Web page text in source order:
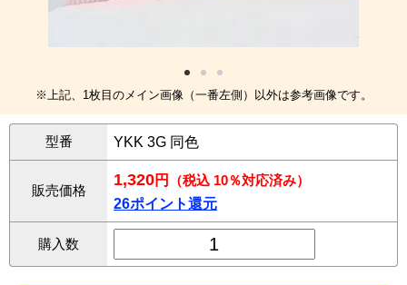
※上記、1枚目のメイン画像（一番左側）以外は参考画像です。
型番 YKK 3G 同色
販売価格
1,320円
（税込 10％対応済み）
26ポイント還元
購入数